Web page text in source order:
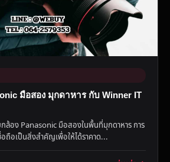
มือสอง มุกดาหาร กับ Winner IT
ล้อง Panasonic มือสองในพื้นที่มุกดาหาร การ
อถือเป็นสิ่งสำคัญเพื่อให้ได้ราคาด...